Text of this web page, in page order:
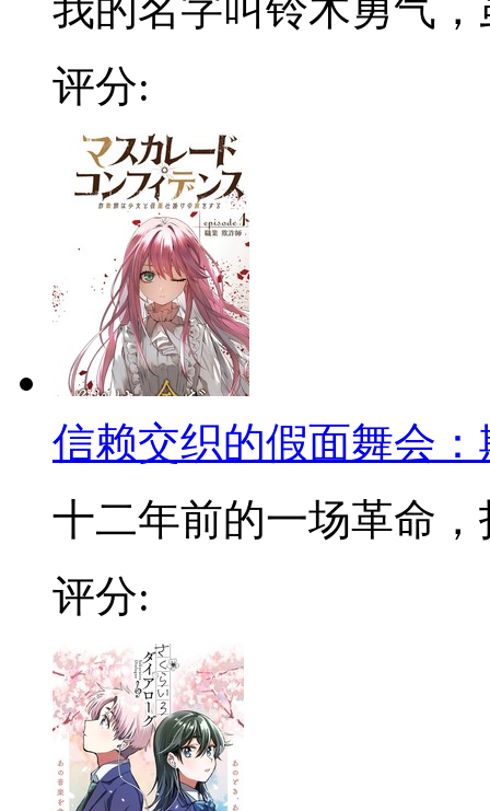
我的名字叫铃木勇气，
评分:
信赖交织的假面舞会
十二年前的一场革命，
评分: